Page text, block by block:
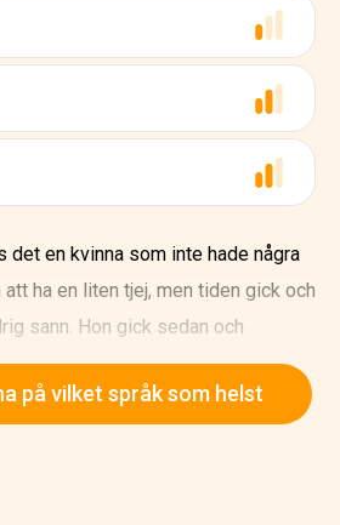
det en kvinna som inte hade några
ha en liten tjej, men tiden gick och
sann. Hon gick sedan och
gav henne ett magiskt korn. Hon
Och nästa dag hade kornet
på vilket språk som helst